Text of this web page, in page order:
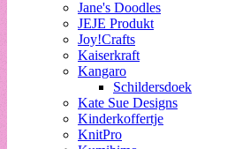
Jane's Doodles
JEJE Produkt
Joy!Crafts
Kaiserkraft
Kangaro
Schildersdoek
Kate Sue Designs
Kinderkoffertje
KnitPro